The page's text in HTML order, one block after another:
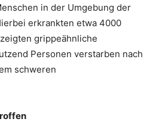
in der Umgebung der
erkrankten etwa 4000
grippeähnliche
Personen verstarben nach
schweren